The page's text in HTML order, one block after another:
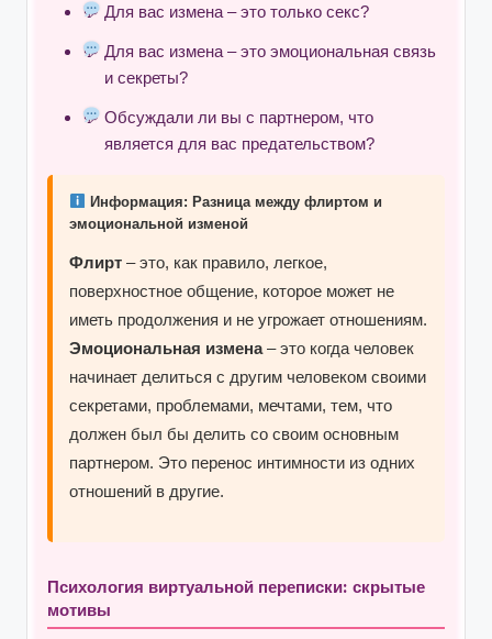
Для вас измена – это только секс?
Для вас измена – это эмоциональная связь
и секреты?
Обсуждали ли вы с партнером, что
является для вас предательством?
Информация: Разница между флиртом и
эмоциональной изменой
Флирт – это, как правило, легкое,
поверхностное общение, которое может не
иметь продолжения и не угрожает отношениям.
Эмоциональная измена– это когда человек
начинает делиться с другим человеком своими
секретами, проблемами, мечтами, тем, что
должен был бы делить со своим основным
партнером. Это перенос интимности из одних
отношений в другие.
Психология виртуальной переписки: скрытые
мотивы